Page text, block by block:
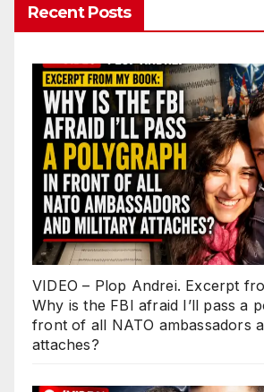
Recent Posts
VIDEO – Plop Andrei. Excerpt
Why is the FBI afraid I’ll pass a
front of all NATO ambassadors
attaches?